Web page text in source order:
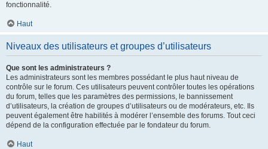
fonctionnalité.
Haut
Niveaux des utilisateurs et groupes d’utilisateurs
Que sont les administrateurs ?
Les administrateurs sont les membres possédant le plus haut niveau de
contrôle sur le forum. Ces utilisateurs peuvent contrôler toutes les opérations
du forum, telles que les paramètres des permissions, le bannissement
d’utilisateurs, la création de groupes d’utilisateurs ou de modérateurs, etc. Ils
peuvent également être habilités à modérer l’ensemble des forums. Tout ceci
dépend de la configuration effectuée par le fondateur du forum.
Haut